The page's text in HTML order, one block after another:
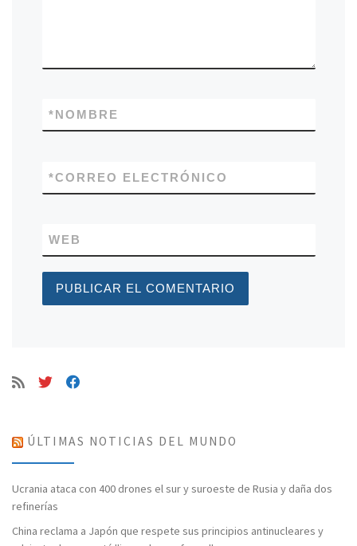
NOMBRE
*
CORREO ELECTRÓNICO
*
WEB
ÚLTIMAS NOTICIAS DEL MUNDO
Ucrania ataca con 400 drones el sur y suroeste de Rusia y daña dos
refinerías
China reclama a Japón que respete sus principios antinucleares y